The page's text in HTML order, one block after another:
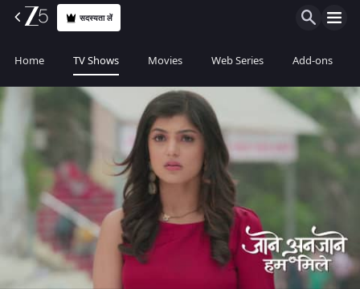
सदस्यता लें
Home TV Shows Movies Web Series Add-ons